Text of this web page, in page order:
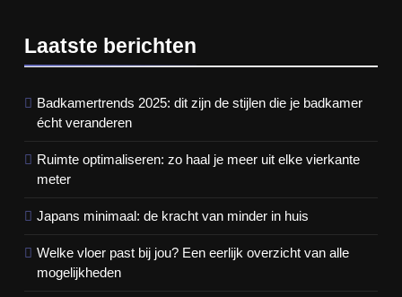
Laatste berichten
Badkamertrends 2025: dit zijn de stijlen die je badkamer
écht veranderen
Ruimte optimaliseren: zo haal je meer uit elke vierkante
meter
Japans minimaal: de kracht van minder in huis
Welke vloer past bij jou? Een eerlijk overzicht van alle
mogelijkheden